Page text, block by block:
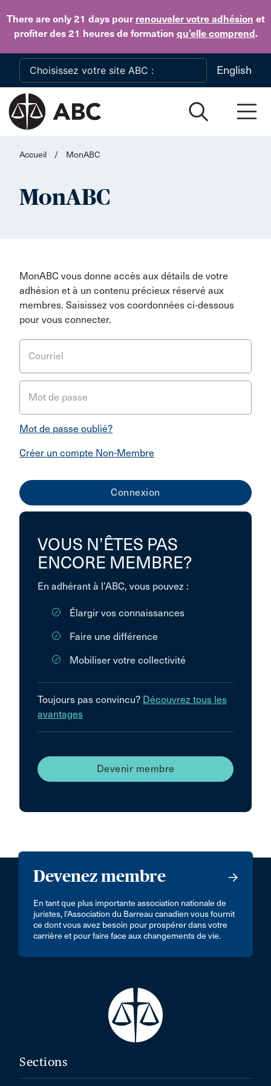
There are only 21 dayspour renouveler votre adhésion et
profiter des 21 heures de formation qu’elle comprend.
Skip to main content
English
Accueil / MonABC
MonABC
MonABC vous donne accès aux détails de votre
adhésion et à un contenu précieux réservé aux
membres. Saisissez vos coordonnées ci-dessous
pour vous connecter.
Courriel
Mot de passe
Mot de passe oublié?
Créer un compte Non-Membre
VOUS N’ÊTES PAS
ENCORE MEMBRE?
En adhérant à l’ABC, vous pouvez :
Élargir vos connaissances
Faire une différence
Mobiliser votre collectivité
Toujours pas convincu? Découvrez tous les
avantages
Devenir membre
Devenez membre
En tant que plus importante association nationale de
juristes, l’Association du Barreau canadien vous fournit
ce dont vous avez besoin pour prospérer dans votre
carrière et pour faire face aux changements de vie.
Sections